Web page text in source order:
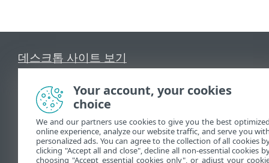
데스크톱 사이트 보기
End of Life
ESET 지식 베이스
ESET 포럼
ESET Status Portal
국가별 지원
Your account, your cookies
choice
We and our partners use cookies to give you the best
online experience, analyze our website traffic, and serve you
personalized ads. You can agree to the collection of all cookies
clicking "Accept all and close", decline all non-essential cookies
choosing "Accept essential cookies only", or adjust your